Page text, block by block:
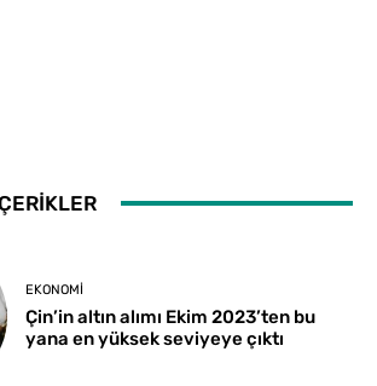
EKONOMI
Çin’in altın alımı Ekim 2023’ten bu
yana en yüksek seviyeye çıktı